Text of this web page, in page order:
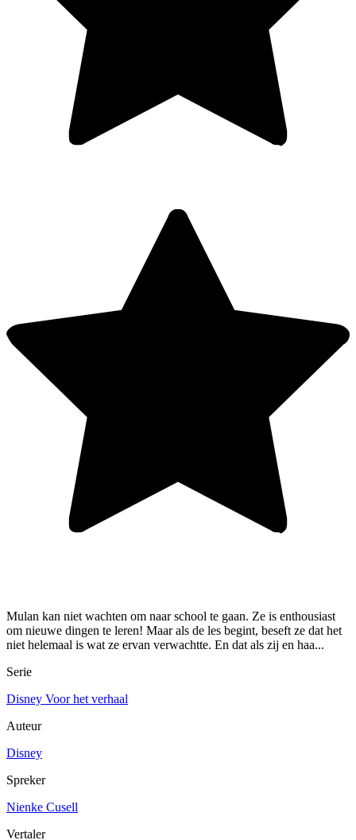
Mulan kan niet wachten om naar school te gaan. Ze is enthousiast
om nieuwe dingen te leren! Maar als de les begint, beseft ze dat het
niet helemaal is wat ze ervan verwachtte. En dat als zij en haa...
Serie
Disney Voor het verhaal
Auteur
Disney
Spreker
Nienke Cusell
Vertaler